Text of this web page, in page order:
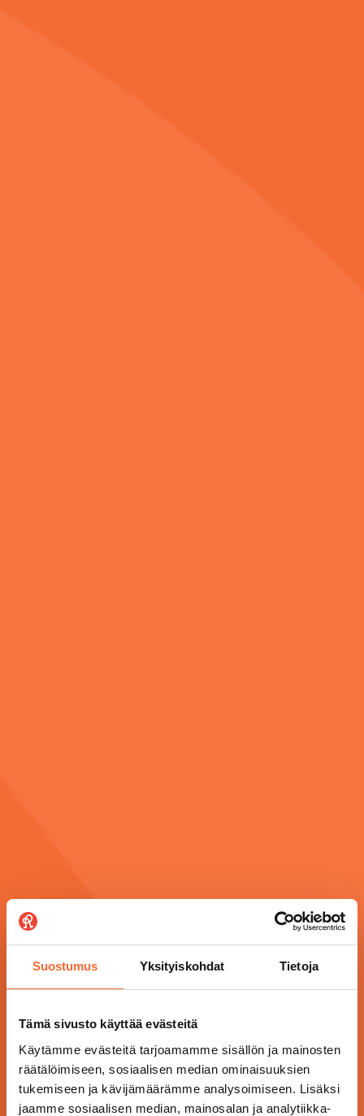
Suostumus Yksityiskohdat Tietoja
Tämä sivusto käyttää evästeitä
Käytämme evästeitä tarjoamamme sisällön ja mainosten
räätälöimiseen, sosiaalisen median ominaisuuksien
tukemiseen ja kävijämäärämme analysoimiseen. Lisäksi
jaamme sosiaalisen median, mainosalan ja analytiikka-